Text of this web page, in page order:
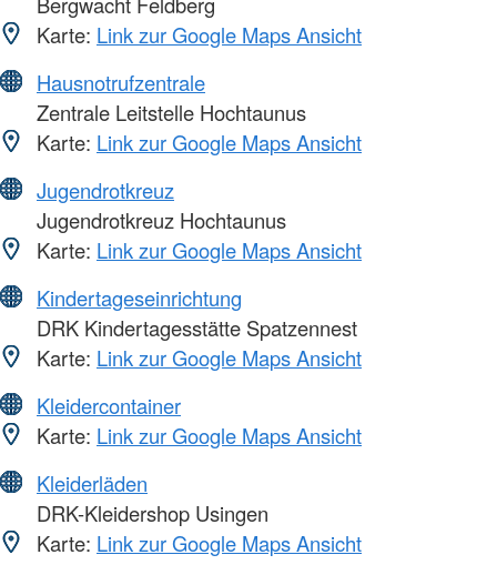
Karte: Link zur Google Maps Ansicht
Hausnotrufzentrale
Zentrale Leitstelle Hochtaunus
Karte: Link zur Google Maps Ansicht
Jugendrotkreuz
Jugendrotkreuz Hochtaunus
Karte: Link zur Google Maps Ansicht
Kindertageseinrichtung
DRK Kindertagesstätte Spatzennest
Karte: Link zur Google Maps Ansicht
Kleidercontainer
Karte: Link zur Google Maps Ansicht
Kleiderläden
DRK-Kleidershop Usingen
Karte: Link zur Google Maps Ansicht